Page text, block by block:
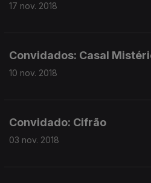
17 nov. 2018
Convidados: Casal
10 nov. 2018
Convidado: Cifrão
03 nov. 2018